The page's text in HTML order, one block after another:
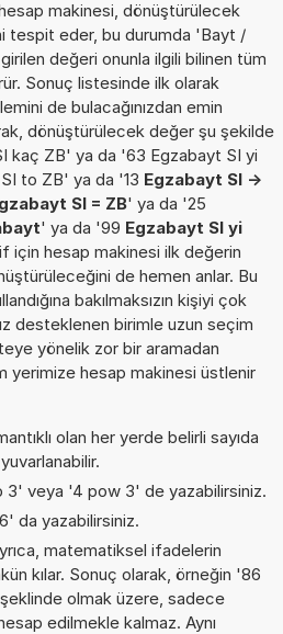
makinesi, dönüştürülecek
tespit eder, bu durumda 'Bayt /
değeri onunla ilgili bilinen tüm
Sonuç listesinde ilk olarak
de bulacağınızdan emin
dönüştürülecek değer şu şekilde
kaç ZB' ya da '63 Egzabayt SI yi
to ZB' ya da '13 Egzabayt SI ->
SI = ZB' ya da '25
' ya da '99 Egzabayt SI yi
için hesap makinesi ilk değerin
de hemen anlar. Bu
bakılmaksızın kişiyi çok
desteklenen birimle uzun seçim
yönelik zor bir aramadan
yerimize hesap makinesi üstlenir
olan her yerde belirli sayıda
veya '4 pow 3' de yazabilirsiniz.
da yazabilirsiniz.
matematiksel ifadelerin
kılar. Sonuç olarak, örneğin '86
olmak üzere, sadece
edilmekle kalmaz. Aynı